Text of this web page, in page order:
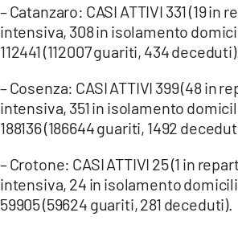
LACITYMAG.IT
ILREGGINO.IT
COSENZACHANNEL.IT
ILVIBONESE.IT
LACAPITALENEWS.IT
– Catanzaro: CASI ATTIVI 331 (19 in
intensiva, 308 in isolamento
112441 (112007 guariti, 434 deceduti).
– Cosenza: CASI ATTIVI 399 (48 in
intensiva, 351 in isolamento
188136 (186644 guariti, 1492
– Crotone: CASI ATTIVI 25 (1 in
intensiva, 24 in isolamento
59905 (59624 guariti, 281 deceduti).